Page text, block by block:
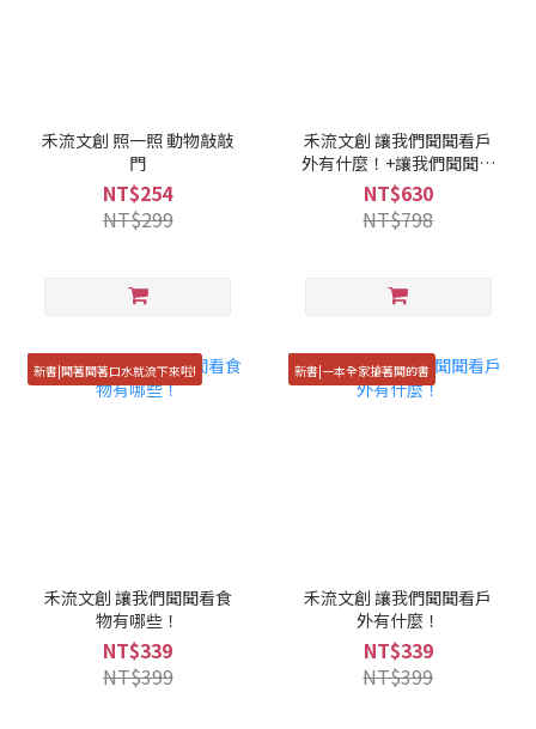
禾流文創 照一照 動物敲敲
門
NT$254
NT$299
禾流文創 讓我們聞聞看戶
外有什麼！+讓我們聞聞看
食物有哪些！
NT$630
NT$798
新書|聞著聞著口水就流下來啦!
禾流文創 讓我們聞聞看食
物有哪些！
NT$339
NT$399
新書|一本全家搶著聞的書
禾流文創 讓我們聞聞看戶
外有什麼！
NT$339
NT$399